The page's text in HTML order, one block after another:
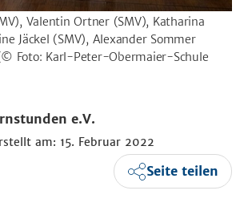
Valentin Ortner (SMV), Katharina
Jäckel (SMV), Alexander Sommer
Foto: Karl-Peter-Obermaier-Schule
e.V.
am: 15. Februar 2022
Seite teilen